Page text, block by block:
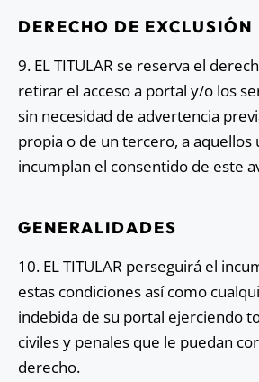
DERECHO DE EXCLUSIÓN
9. EL TITULAR se reserva el
retirar el acceso a portal y/o los
sin necesidad de advertencia
propia o de un tercero, a aquellos
incumplan el consentido de este
GENERALIDADES
10. EL TITULAR perseguirá el
estas condiciones así como
indebida de su portal ejerciendo
civiles y penales que le puedan
derecho.